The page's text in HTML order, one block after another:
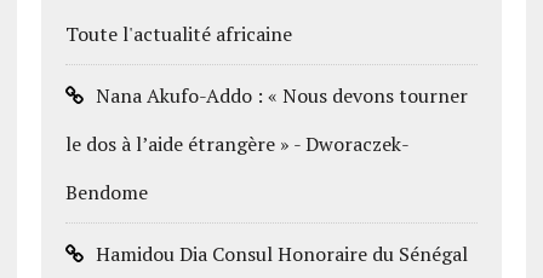
Toute l'actualité africaine
Nana Akufo-Addo : « Nous devons tourner
le dos à l’aide étrangère » - Dworaczek-
Bendome
Hamidou Dia Consul Honoraire du Sénégal